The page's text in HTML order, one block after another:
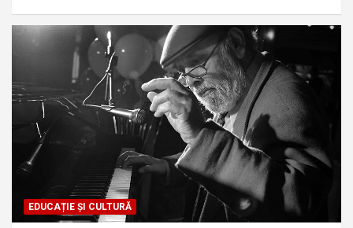
EDUCAȚIE ȘI CULTURĂ